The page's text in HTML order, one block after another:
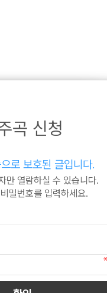
곡 신청
로 보호된 글입니다.
만 열람하실 수 있습니다.
밀번호를 입력하세요.